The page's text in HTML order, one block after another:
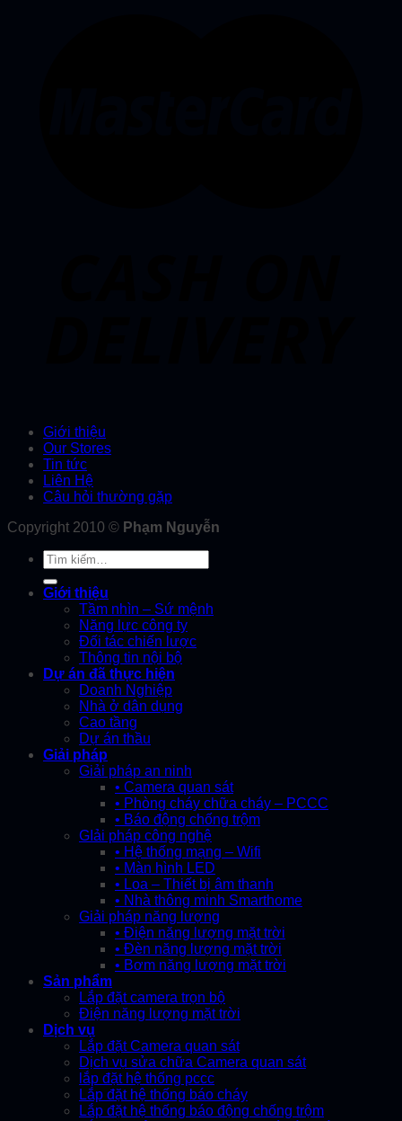
Giới thiệu
Our Stores
Tin tức
Liên Hệ
Câu hỏi thường gặp
Copyright 2010 © Phạm Nguyễn
Tìm
kiếm:
Giới thiệu
Tầm nhìn – Sứ mệnh
Năng lực công ty
Đối tác chiến lược
Thông tin nội bộ
Dự án đã thực hiện
Doanh Nghiệp
Nhà ở dân dụng
Cao tầng
Dự án thầu
Giải pháp
Giải pháp an ninh
• Camera quan sát
• Phòng cháy chữa cháy – PCCC
• Báo động chống trộm
GIải pháp công nghệ
• Hệ thống mạng – Wifi
• Màn hình LED
• Loa – Thiết bị âm thanh
• Nhà thông minh Smarthome
Giải pháp năng lượng
• Điện năng lượng mặt trời
• Đèn năng lượng mặt trời
• Bơm năng lượng mặt trời
Sản phẩm
Lắp đặt camera trọn bộ
Điện năng lượng mặt trời
Dịch vụ
Lắp đặt Camera quan sát
Dịch vụ sửa chữa Camera quan sát
lắp đặt hệ thống pccc
Lắp đặt hệ thống báo cháy
Lắp đặt hệ thống báo động chống trộm